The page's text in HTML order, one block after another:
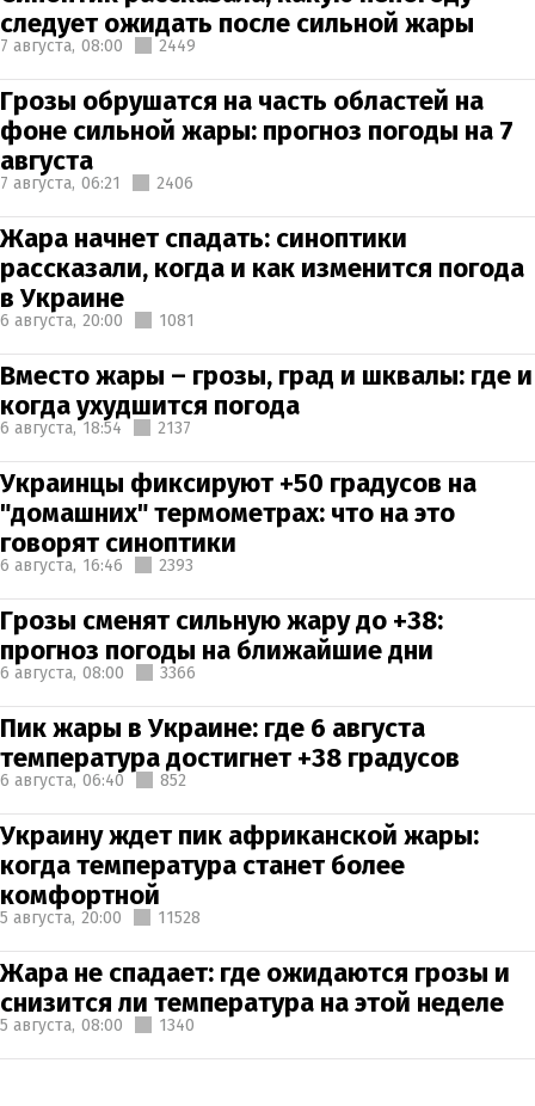
следует ожидать после сильной жары
7 августа, 08:00 2449
Грозы обрушатся на часть областей на
фоне сильной жары: прогноз погоды на 7
августа
7 августа, 06:21 2406
Жара начнет спадать: синоптики
рассказали, когда и как изменится погода
в Украине
6 августа, 20:00 1081
Вместо жары – грозы, град и шквалы: где и
когда ухудшится погода
6 августа, 18:54 2137
Украинцы фиксируют +50 градусов на
"домашних" термометрах: что на это
говорят синоптики
6 августа, 16:46 2393
Грозы сменят сильную жару до +38:
прогноз погоды на ближайшие дни
6 августа, 08:00 3366
Пик жары в Украине: где 6 августа
температура достигнет +38 градусов
6 августа, 06:40 852
Украину ждет пик африканской жары:
когда температура станет более
комфортной
5 августа, 20:00 11528
Жара не спадает: где ожидаются грозы и
снизится ли температура на этой неделе
5 августа, 08:00 1340